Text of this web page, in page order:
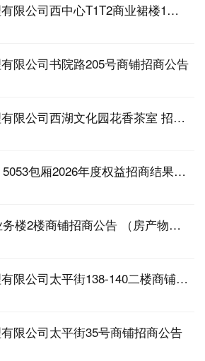
长沙城发商业管理有限公司西中心T1T2商业裙楼1层101-105、114号及负一层101-111号商铺招商公告
限公司书院路205号商铺招商公告
长沙城发商业管理有限公司西湖文化园花香茶室 招商公告
贺龙体育场5052、5053包厢2026年度权益招商结果公告
油脂厂1936项目业务楼2楼商铺招商公告 （房产物业类）
长沙城发商业管理有限公司太平街138-140二楼商铺招商公告
限公司太平街35号商铺招商公告